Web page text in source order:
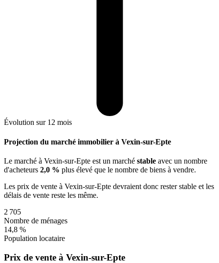
Évolution sur 12 mois
Projection du marché immobilier à Vexin-sur-Epte
Le marché à Vexin-sur-Epte est un marché stable avec un nombre
d'acheteurs 2,0 % plus élevé que le nombre de biens à vendre.
Les prix de vente à Vexin-sur-Epte devraient donc rester stable et les
délais de vente reste les même.
2 705
Nombre de ménages
14,8 %
Population locataire
Prix de vente à Vexin-sur-Epte